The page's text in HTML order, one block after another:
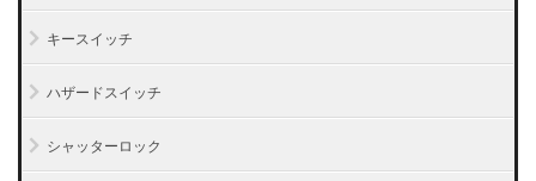
キースイッチ
ハザードスイッチ
シャッターロック